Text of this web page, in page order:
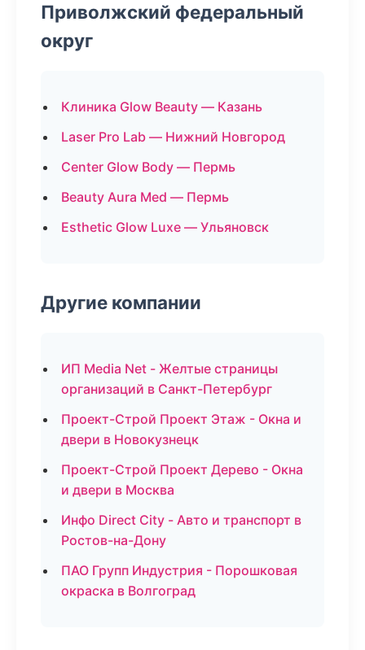
Приволжский федеральный
округ
Клиника Glow Beauty — Казань
Laser Pro Lab — Нижний Новгород
Center Glow Body — Пермь
Beauty Aura Med — Пермь
Esthetic Glow Luxe — Ульяновск
Другие компании
ИП Media Net - Желтые страницы
организаций в Санкт-Петербург
Проект-Строй Проект Этаж - Окна и
двери в Новокузнецк
Проект-Строй Проект Дерево - Окна
и двери в Москва
Инфо Direct City - Авто и транспорт в
Ростов-на-Дону
ПАО Групп Индустрия - Порошковая
окраска в Волгоград